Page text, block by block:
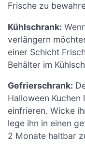
Frische zu
Kühlschrank:
verlängern
einer Schicht
Behälter im
Gefrierschrank:
Halloween
einfrieren. Wicke
lege ihn in einen
2 Monate haltbar